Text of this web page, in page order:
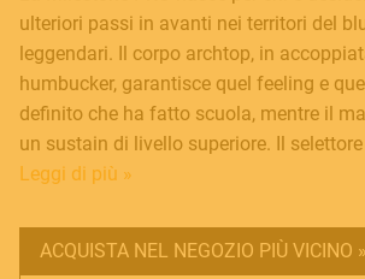
ulteriori passi in avanti nei territori del
leggendari. Il corpo archtop, in
humbucker, garantisce quel feeling e
definito che ha fatto scuola, mentre il
un sustain di livello superiore. Il selettore
Leggi di più »
ACQUISTA NEL NEGOZIO PIÙ VICINO »